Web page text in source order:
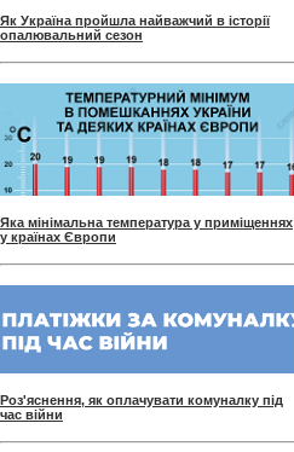
Як Україна пройшла найважчий в історії
опалювальний сезон
Яка мінімальна температура у приміщеннях
у країнах Європи
Роз'яснення, як оплачувати комуналку під
час війни